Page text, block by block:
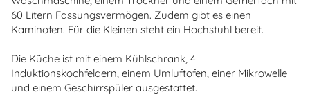
60 Litern Fassungsvermögen. Zudem gibt es einen
Kaminofen. Für die Kleinen steht ein Hochstuhl bereit.
Die Küche ist mit einem Kühlschrank, 4
Induktionskochfeldern, einem Umluftofen, einer Mikrowelle
und einem Geschirrspüler ausgestattet.